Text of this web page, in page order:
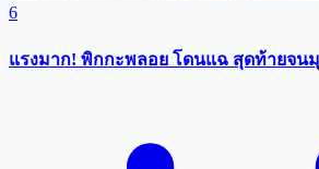
6
แรงมาก! พิกกะพลอย โดนแฉ สุดท้ายจนมุ